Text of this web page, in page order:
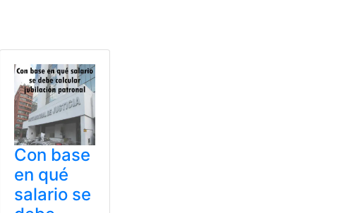
Con base
en qué
salario se